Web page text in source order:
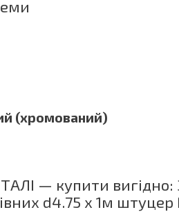
(хромований)
— купити
d4.75 х 1м штуцер